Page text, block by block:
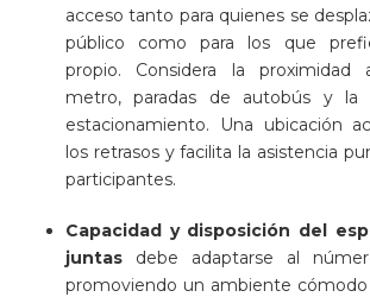
acceso tanto para quienes se
público como para los que
propio. Considera la proximidad
metro, paradas de autobús y la
estacionamiento. Una ubicación
los retrasos y facilita la asistencia
participantes.
Capacidad y disposición del
juntas debe adaptarse al
promoviendo un ambiente cómodo